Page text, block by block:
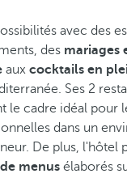
avec des
des mariages
aux cocktails en
Ses 2
le cadre idéal pour
dans un
De plus, l'hôtel
menus élaborés